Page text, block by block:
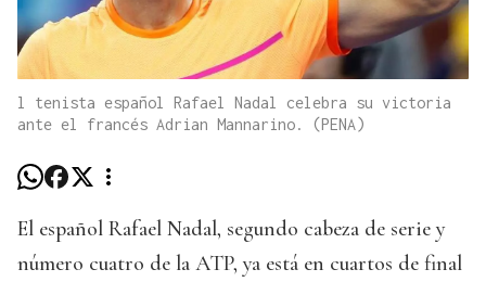
l tenista español Rafael Nadal celebra su victoria
ante el francés Adrian Mannarino. (PENA)
El español Rafael Nadal, segundo cabeza de serie y
número cuatro de la ATP, ya está en cuartos de final